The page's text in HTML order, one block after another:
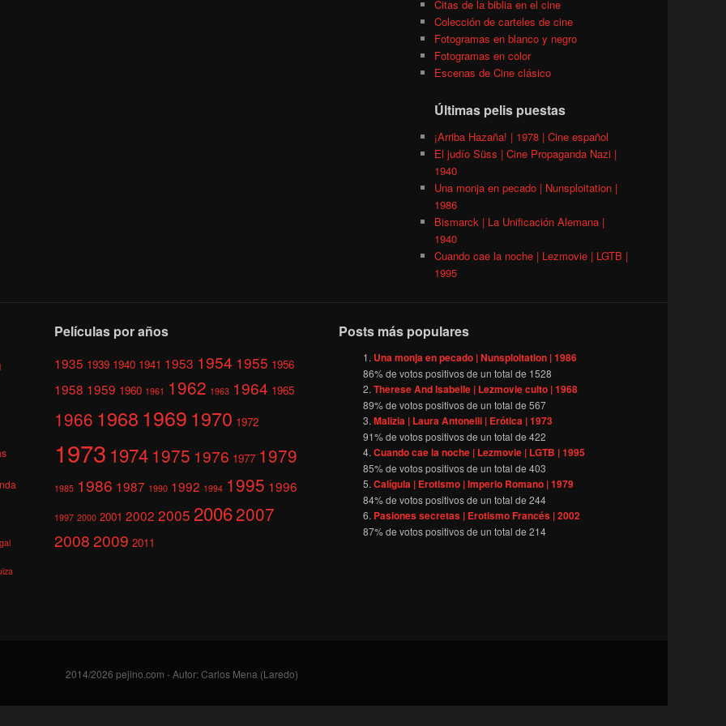
Citas de la biblia en el cine
Colección de carteles de cine
Fotogramas en blanco y negro
Fotogramas en color
Escenas de Cine clásico
Últimas pelis puestas
¡Arriba Hazaña! | 1978 | Cine español
El judío Süss | Cine Propaganda Nazi |
1940
Una monja en pecado | Nunsploitation |
1986
Bismarck | La Unificación Alemana |
1940
Cuando cae la noche | Lezmovie | LGTB |
1995
Películas por años
1935 1939 1940 1941 1953 1954 1955 1956
1958 1959 1960 1961 1962 1963 1964 1965
1966 1968 1969 1970 1972
1973 1974 1975 1976 1977 1979
1985 1986 1987 1990 1992 1994 1995 1996
1997 2000 2001 2002 2005 20062007
20082009 2011
Posts más populares
Una monja en pecado | Nunsploitation | 1986
86% de votos positivos de un total de 1528
Therese And Isabelle | Lezmovie culto | 1968
89% de votos positivos de un total de567
Malizia | Laura Antonelli | Erótica | 1973
91% de votos positivos de un total de422
Cuando cae la noche | Lezmovie | LGTB | 1995
85% de votos positivos de un total de403
Calígula | Erotismo | Imperio Romano | 1979
84% de votos positivos de un total de244
Pasiones secretas | Erotismo Francés | 2002
87% de votos positivos de un total de214
2014/2026 pejino.com - Autor: Carlos Mena (Laredo)